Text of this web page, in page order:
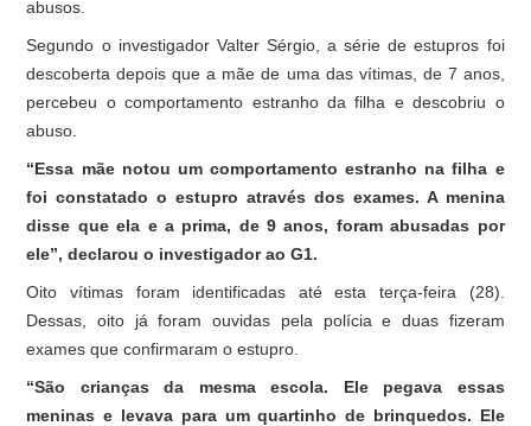
abusos.
Segundo o investigador Valter Sérgio, a série de estupros foi
descoberta depois que a mãe de uma das vítimas, de 7 anos,
percebeu o comportamento estranho da filha e descobriu o
abuso.
“Essa mãe notou um comportamento estranho na filha e
foi constatado o estupro através dos exames. A menina
disse que ela e a prima, de 9 anos, foram abusadas por
ele”, declarou o investigador ao G1.
Oito vítimas foram identificadas até esta terça-feira (28).
Dessas, oito já foram ouvidas pela polícia e duas fizeram
exames que confirmaram o estupro.
“São crianças da mesma escola. Ele pegava essas
meninas e levava para um quartinho de brinquedos. Ele